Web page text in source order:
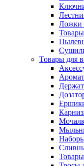
Ложки
Товары
Товары для